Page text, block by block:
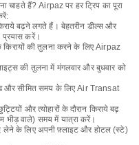
हैं? Airpaz पर हर ट्रिप का पूरा
बढ़ने लगते हैं। बेहतरीन डील्स और
प्रयास करें।
की तुलना करने के लिए Airpaz
की तुलना में मंगलवार और बुधवार को
और सीमित समय के लिए Air Transat
और त्योहारों के दौरान किराये बढ़
वाले) समय में यात्रा करें।
के लिए अपनी फ़्लाइट और होटल (स्टे)